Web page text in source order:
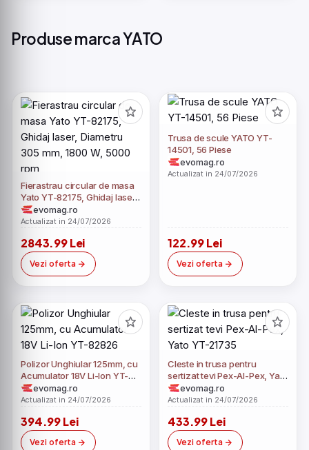
Produse marca YATO
Fierastrau circular de masa
Yato YT-82175, Ghidaj laser,
Diametru 305 mm, 1800 W,
5000 rpm
evomag.ro
Actualizat in 24/07/2026
2843.99 Lei
Vezi oferta
Trusa de scule YATO YT-
14501, 56 Piese
evomag.ro
Actualizat in 24/07/2026
122.99 Lei
Vezi oferta
Polizor Unghiular 125mm, cu
Acumulator 18V Li-Ion YT-
82826
evomag.ro
Actualizat in 24/07/2026
394.99 Lei
Vezi oferta
Cleste in trusa pentru
sertizat tevi Pex-Al-Pex, Yato
YT-21735
evomag.ro
Actualizat in 24/07/2026
433.99 Lei
Vezi oferta